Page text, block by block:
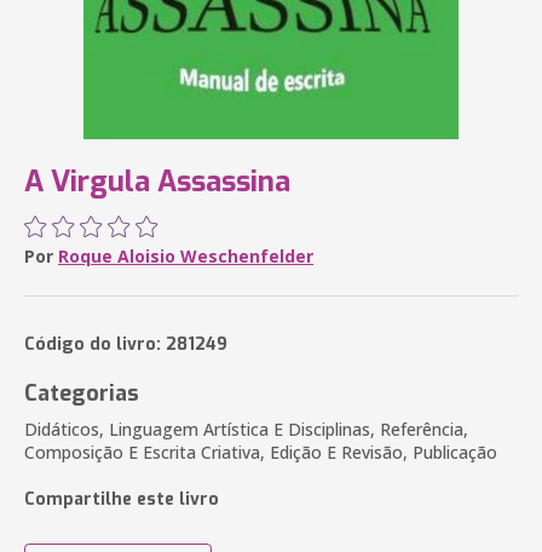
A Virgula Assassina
Por Roque Aloisio Weschenfelder
Código do livro: 281249
Categorias
Didáticos, Linguagem Artística E Disciplinas, Referência,
Composição E Escrita Criativa, Edição E Revisão, Publicação
Compartilhe este livro